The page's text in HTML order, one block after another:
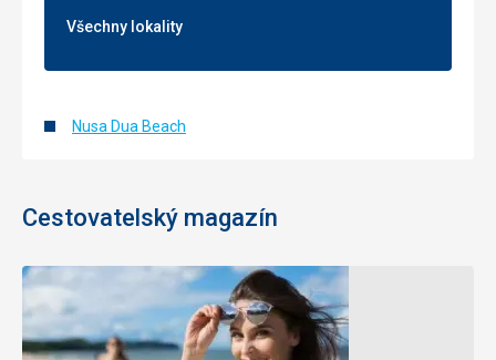
Všechny lokality
Nusa Dua Beach
Cestovatelský magazín